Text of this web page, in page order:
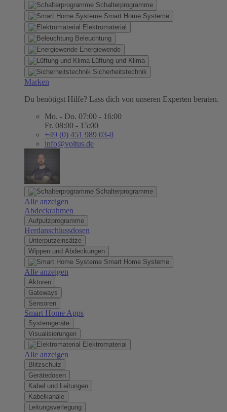
Schalterprogramme
Smart Home Systeme
Elektromaterial
Beleuchtung
Energiewende
Lüftung und Klima
Sicherheitstechnik
Marken
Du benötigst Hilfe? Lass dich von unseren Experten beraten.
Mo. - Do. 07:00 - 16:00
Fr. 08:00 - 15:00
+49 (0) 451 989 03-0
info@voltus.de
Schalterprogramme
Alle anzeigen
Abdeckrahmen
Aufputzprogramme
Herdanschlussdosen
Unterputzeinsätze
Wippen und Abdeckungen
Smart Home Systeme
Alle anzeigen
Aktoren
Gateways
Sensoren
Smart Home Apps
Systemgeräte
Visualisierungen
Elektromaterial
Alle anzeigen
Blitzschutz
Gerätedosen
Kabel und Leitungen
Kabelkanäle
Leitungsverlegung